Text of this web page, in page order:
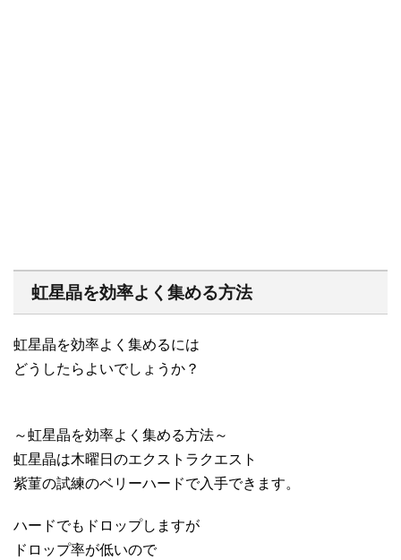
虹星晶を効率よく集める方法
虹星晶を効率よく集めるには
どうしたらよいでしょうか？
～虹星晶を効率よく集める方法～
虹星晶は木曜日のエクストラクエスト
紫菫の試練のベリーハードで入手できます。
ハードでもドロップしますが
ドロップ率が低いので